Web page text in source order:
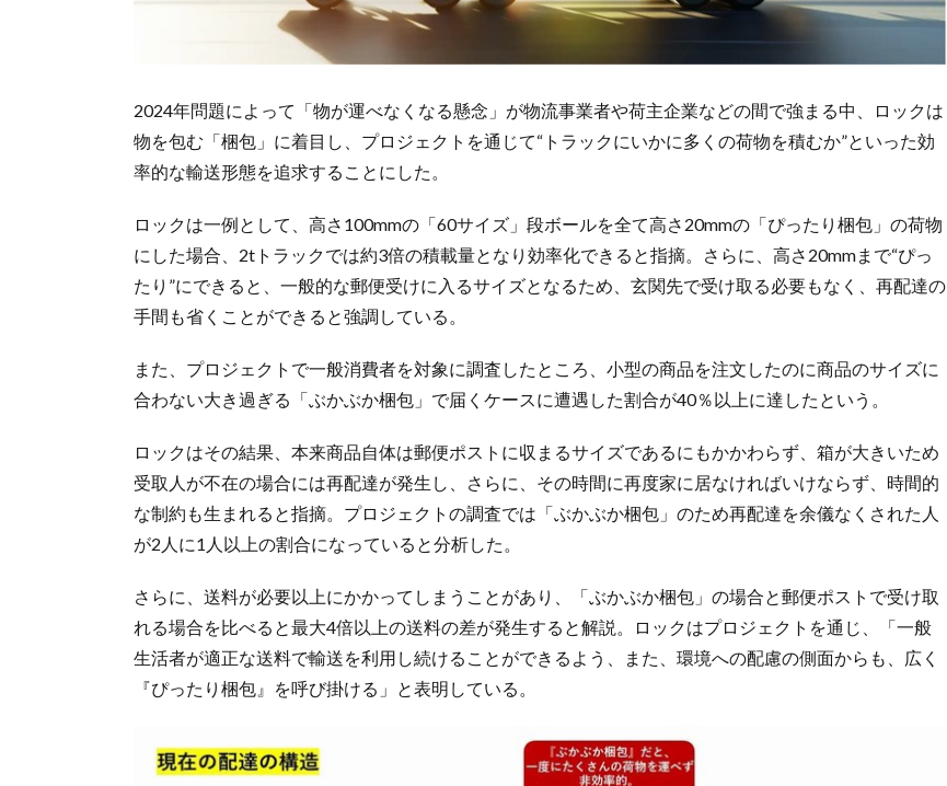
2024年問題によって「物が運べなくなる懸念」が物流事業者や荷主企業などの間で強まる中、ロックは
物を包む「梱包」に着目し、プロジェクトを通じて“トラックにいかに多くの荷物を積むか”といった効
率的な輸送形態を追求することにした。
ロックは一例として、高さ100mmの「60サイズ」段ボールを全て高さ20mmの「ぴったり梱包」の荷物
にした場合、2tトラックでは約3倍の積載量となり効率化できると指摘。さらに、高さ20mmまで“ぴっ
たり”にできると、一般的な郵便受けに入るサイズとなるため、玄関先で受け取る必要もなく、再配達の
手間も省くことができると強調している。
また、プロジェクトで一般消費者を対象に調査したところ、小型の商品を注文したのに商品のサイズに
合わない大き過ぎる「ぶかぶか梱包」で届くケースに遭遇した割合が40％以上に達したという。
ロックはその結果、本来商品自体は郵便ポストに収まるサイズであるにもかかわらず、箱が大きいため
受取人が不在の場合には再配達が発生し、さらに、その時間に再度家に居なければいけならず、時間的
な制約も生まれると指摘。プロジェクトの調査では「ぶかぶか梱包」のため再配達を余儀なくされた人
が2人に1人以上の割合になっていると分析した。
さらに、送料が必要以上にかかってしまうことがあり、「ぶかぶか梱包」の場合と郵便ポストで受け取
れる場合を比べると最大4倍以上の送料の差が発生すると解説。ロックはプロジェクトを通じ、「一般
生活者が適正な送料で輸送を利用し続けることができるよう、また、環境への配慮の側面からも、広く
『ぴったり梱包』を呼び掛ける」と表明している。